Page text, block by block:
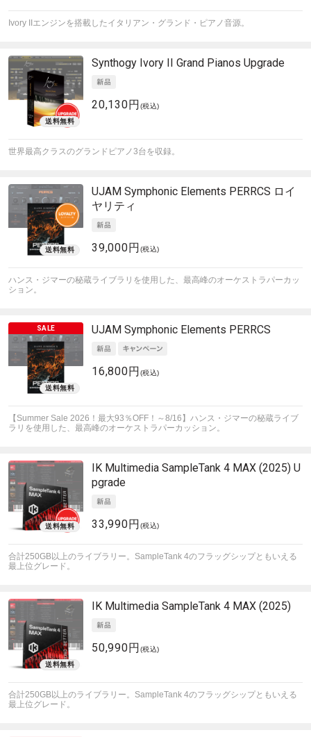
Ivory IIエンジンを搭載したイタリアン・グランド・ピアノ音源。
Synthogy Ivory II Grand Pianos Upgrade
20,130円 (税込)
世界最高クラスのグランドピアノ3台を収録。
UJAM Symphonic Elements PERRCS ロイ
ヤリティ
39,000円 (税込)
ハンス・ジマーの秘蔵ライブラリを使用した、最高峰のオーケストラパーカッ
ション。
UJAM Symphonic Elements PERRCS
16,800円 (税込)
【Summer Sale 2026！最大93％OFF！～8/16】ハンス・ジマーの秘蔵ライブ
ラリを使用した、最高峰のオーケストラパーカッション。
IK Multimedia SampleTank 4 MAX (2025) U
pgrade
33,990円 (税込)
合計250GB以上のライブラリー。SampleTank 4のフラッグシップともいえる
最上位グレード。
IK Multimedia SampleTank 4 MAX (2025)
50,990円 (税込)
合計250GB以上のライブラリー。SampleTank 4のフラッグシップともいえる
最上位グレード。